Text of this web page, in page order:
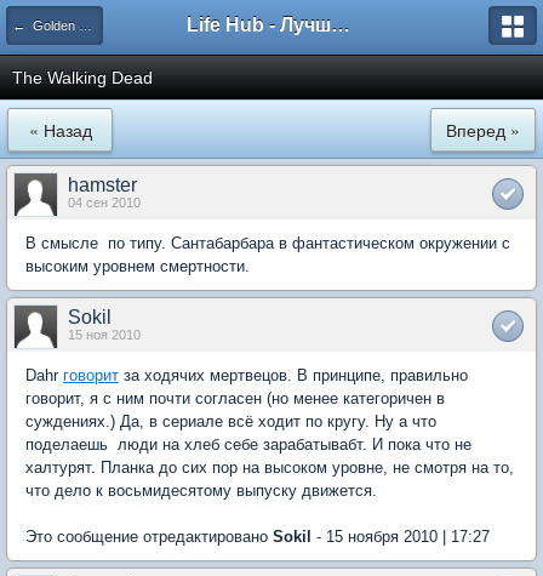
← Golden Globes представляет Life Hub - Лучшие компьютерные игры мира
The Walking Dead
« Назад Вперед »
hamster
04 сен 2010
В смысле  по типу. Сантабарбара в фантастическом окружении с
высоким уровнем смертности.
Sokil
15 ноя 2010
Dahr говорит за ходячих мертвецов. В принципе, правильно
говорит, я с ним почти согласен (но менее категоричен в
суждениях.) Да, в сериале всё ходит по кругу. Ну а что
поделаешь  люди на хлеб себе зарабатывабт. И пока что не
халтурят. Планка до сих пор на высоком уровне, не смотря на то,
что дело к восьмидесятому выпуску движется.
Это сообщение отредактировано Sokil - 15 ноября 2010 | 17:27